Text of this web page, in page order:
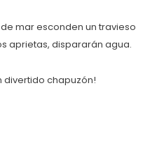
mar esconden un travieso
aprietas, dispararán agua.
divertido chapuzón!